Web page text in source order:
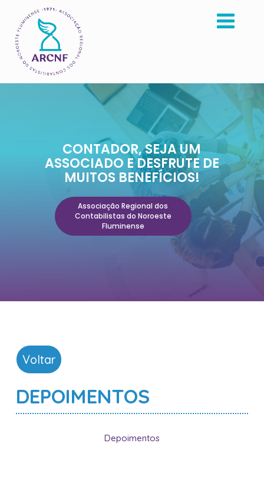
CONTADOR, SEJA UM
ASSOCIADO E DESFRUTE DE
MUITOS BENEFÍCIOS!
Associação Regional dos
Contabilistas do Noroeste
Fluminense
Voltar
DEPOIMENTOS
Depoimentos